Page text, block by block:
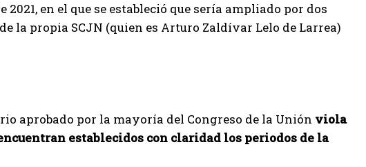
en el que se estableció que sería ampliado por dos
la propia SCJN (quien es Arturo Zaldívar Lelo de Larrea)
aprobado por la mayoría del Congreso de la Unión viola
establecidos con claridad los periodos de la